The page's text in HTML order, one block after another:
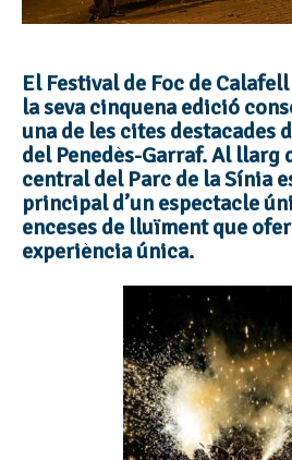
El Festival de Foc de
la seva cinquena edició
una de les cites destacades
del Penedès-Garraf. Al llarg
central del Parc de la Sínia
principal d’un espectacle
enceses de lluïment que
experiència única.